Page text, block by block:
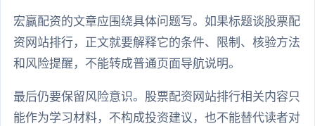
宏赢配资的文章应围绕具体问题写。如果标题谈股票配
资网站排行，正文就要解释它的条件、限制、核验方法
和风险提醒，不能转成普通页面导航说明。
最后仍要保留风险意识。股票配资网站排行相关内容只
能作为学习材料，不构成投资建议，也不能替代读者对